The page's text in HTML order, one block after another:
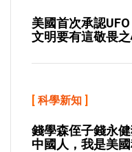
美國首次承認
文明要有這敬畏之
[ 科學新知 ]
錢學森侄子錢永
中國人，我是美